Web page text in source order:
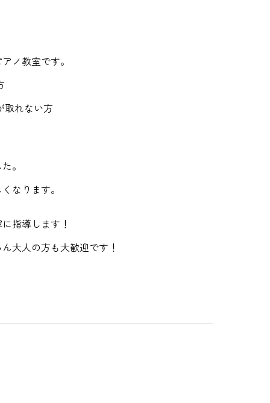
ノ教室です。
取れない方
。
なります。
指導します！
大人の方も大歓迎です！